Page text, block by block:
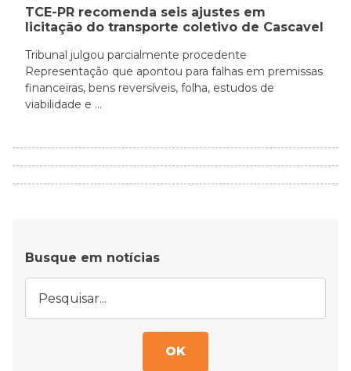
TCE-PR recomenda seis ajustes em
licitação do transporte coletivo de Cascavel
Tribunal julgou parcialmente procedente
Representação que apontou para falhas em premissas
financeiras, bens reversíveis, folha, estudos de
viabilidade e ...
Busque em notícias
OK